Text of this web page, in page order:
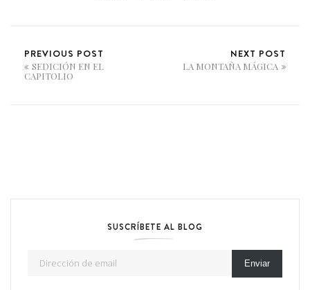
PREVIOUS POST
SEDICIÓN EN EL
CAPITOLIO
NEXT POST
LA MONTAÑA MÁGICA
SUSCRÍBETE AL BLOG
Enviar